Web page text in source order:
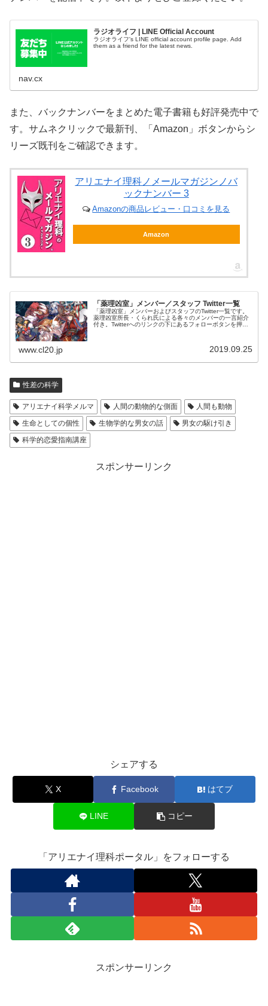
ラジオライフ | LINE Official Account
ラジオライフ's LINE official account profile page. Add
them as a friend for the latest news.
nav.cx
また、バックナンバーをまとめた電子書籍も好評発売中で
す。サムネクリックで最新刊、「Amazon」ボタンからシ
リーズ既刊をご確認できます。
アリエナイ理科ノメールマガジンノバ
ックナンバー 3
Amazonの商品レビュー・口コミを見る
Amazon
「薬理凶室」メンバー／スタッフ Twitter一覧
「薬理凶室」メンバーおよびスタッフのTwitter一覧です。
薬理凶室所長・くられ氏による各々のメンバーの一言紹介
付き。Twitterへのリンクの下にあるフォローボタンを押す
www.cl20.jp 2019.09.25
性差の科学
アリエナイ科学メルマ 人間の動物的な側面
人間も動物
生命としての個性
生物学的な男女の話
男女の駆け引き
科学的恋愛指南講座
スポンサーリンク
シェアする
X Facebook はてブ
LINE コピー
「アリエナイ理科ポータル」をフォローする
スポンサーリンク